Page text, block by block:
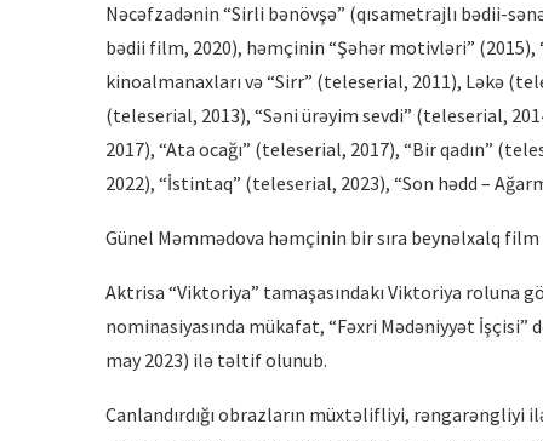
Nəcəfzadənin “Sirli bənövşə” (qısametrajlı bədii-
bədii film, 2020), həmçinin “Şəhər motivləri” (2015),
kinoalmanaxları və “Sirr” (teleserial, 2011), Ləkə
(teleserial, 2013), “Səni ürəyim sevdi” (teleserial,
2017), “Ata ocağı” (teleserial, 2017), “Bir qadın”
2022), “İstintaq” (teleserial, 2023), “Son hədd –
Günel Məmmədova həmçinin bir sıra beynəlxalq
Aktrisa “Viktoriya” tamaşasındakı Viktoriya roluna
nominasiyasında mükafat, “Fəxri Mədəniyyət İşçisi”
may 2023) ilə təltif olunub.
Canlandırdığı obrazların müxtəlifliyi,